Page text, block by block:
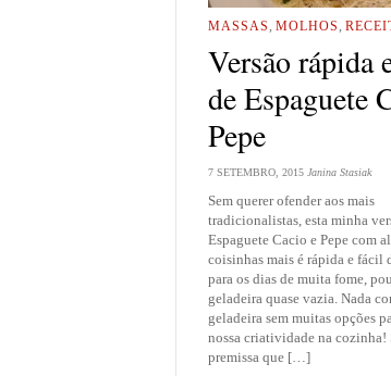
MASSAS, MOLHOS,
Versão rápida
de Espaguete
Pepe
7 SETEMBRO, 2015 Janina Stasiak
Sem querer ofender aos mais
tradicionalistas, esta minha
Espaguete Cacio e Pepe com
coisinhas mais é rápida e fácil
para os dias de muita fome,
geladeira quase vazia. Nada
geladeira sem muitas opções
nossa criatividade na cozinha!
premissa que […]